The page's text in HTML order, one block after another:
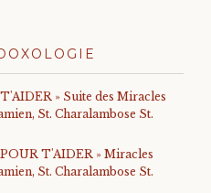
» Suite des Miracles
St. Charalambose St.
T'AIDER » Miracles
St. Charalambose St.